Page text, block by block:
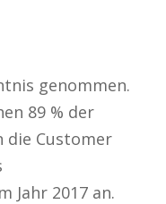
genommen.
89 % der
Customer
Jahr 2017 an.